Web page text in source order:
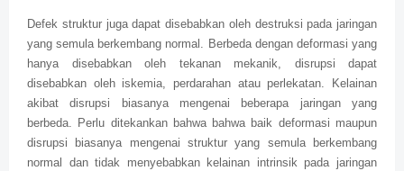
Defek struktur juga dapat disebabkan oleh destruksi pada jaringan
yang semula berkembang normal. Berbeda dengan deformasi yang
hanya disebabkan oleh tekanan mekanik, disrupsi dapat
disebabkan oleh iskemia, perdarahan atau perlekatan. Kelainan
akibat disrupsi biasanya mengenai beberapa jaringan yang
berbeda. Perlu ditekankan bahwa bahwa baik deformasi maupun
disrupsi biasanya mengenai struktur yang semula berkembang
normal dan tidak menyebabkan kelainan intrinsik pada jaringan